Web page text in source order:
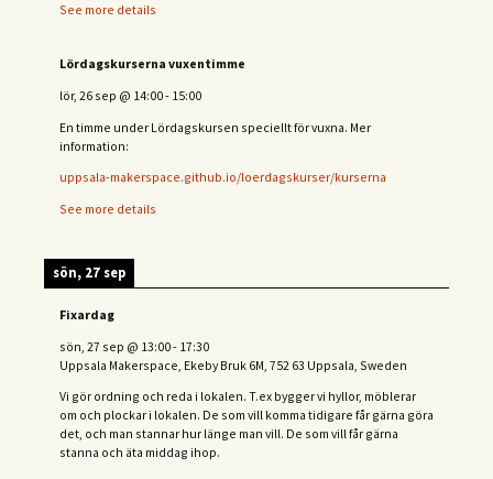
See more details
Lördagskurserna vuxentimme
lör, 26 sep @ 14:00- 15:00
En timme under Lördagskursen speciellt för vuxna. Mer
information:
uppsala-makerspace.github.io/loerdagskurser/kurserna
See more details
sön, 27 sep
Fixardag
sön, 27 sep @ 13:00- 17:30
Uppsala Makerspace, Ekeby Bruk 6M, 752 63 Uppsala, Sweden
Vi gör ordning och reda i lokalen. T.ex bygger vi hyllor, möblerar
om och plockar i lokalen. De som vill komma tidigare får gärna göra
det, och man stannar hur länge man vill. De som vill får gärna
stanna och äta middag ihop.